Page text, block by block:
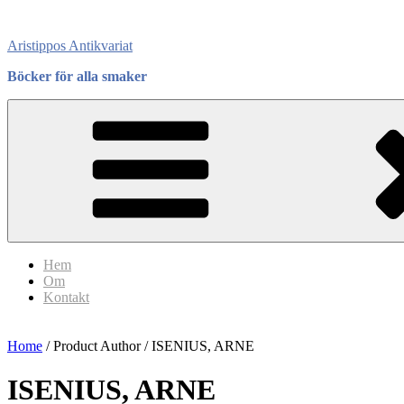
content
Aristippos Antikvariat
Böcker för alla smaker
Hem
Om
Kontakt
Home / Product Author / ISENIUS, ARNE
ISENIUS, ARNE